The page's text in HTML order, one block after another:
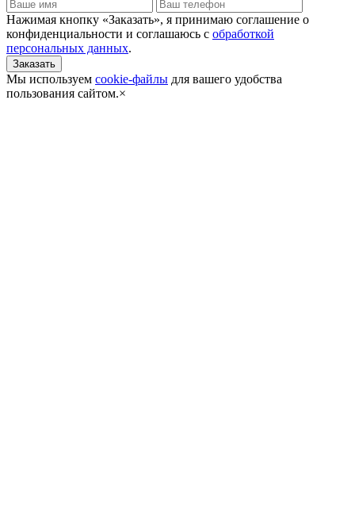
Нажимая кнопку «Заказать», я принимаю соглашение о
конфиденциальности и соглашаюсь с обработкой
персональных данных.
Мы используем cookie-файлы для вашего удобства
пользования сайтом.×